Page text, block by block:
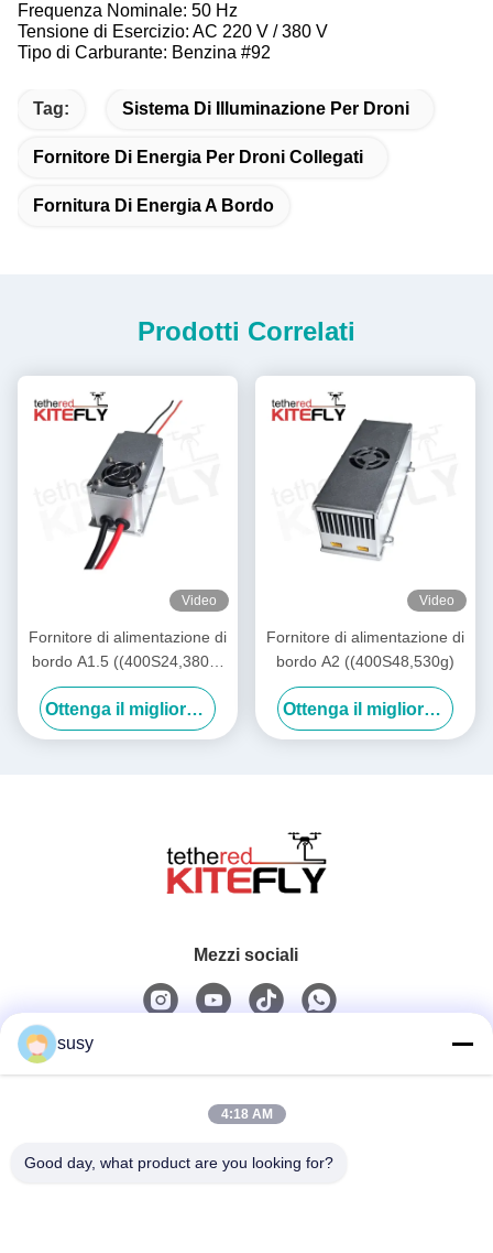
Frequenza Nominale: 50 Hz
Tensione di Esercizio: AC 220 V / 380 V
Tipo di Carburante: Benzina #92
Tag: Sistema Di Illuminazione Per Droni
Fornitore Di Energia Per Droni Collegati
Fornitura Di Energia A Bordo
Prodotti Correlati
Video
Fornitore di alimentazione di
bordo A1.5 ((400S24,380g)
Kitefiy
Ottenga il migliore prezzo
Video
Fornitore di alimentazione di
bordo A2 ((400S48,530g)
Ottenga il migliore prezzo
Mezzi sociali
0086-19952400441
susy
4:18 AM
Good day, what product are you looking for?